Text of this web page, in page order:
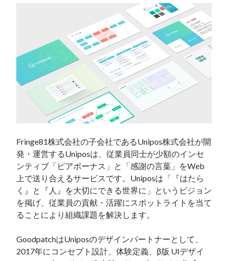
Fringe81株式会社の子会社であるUnipos株式会社が開
発・運営するUniposは、従業員同士が少額のインセ
ンティブ「ピアボーナス」と「感謝の言葉」をWeb
上で送り合えるサービスです。Uniposは「『はたら
く』と『人』を大切にできる世界に」というビジョン
を掲げ、従業員の貢献・活躍にスポットライトを当て
ることにより組織課題を解決します。
GoodpatchはUniposのデザインパートナーとして、
2017年にコンセプト設計、体験定義、β版 UIデザイ